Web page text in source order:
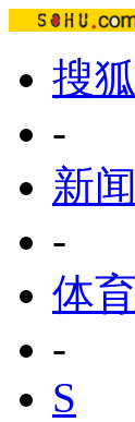
搜
-
新闻
-
体育
-
S